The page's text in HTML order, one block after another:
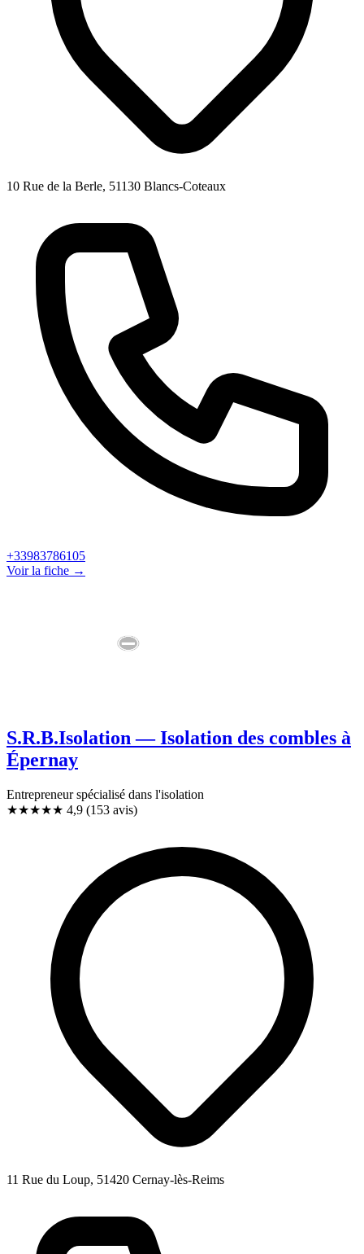
10 Rue de la Berle, 51130 Blancs-Coteaux
+33983786105
Voir la fiche →
S.R.B.Isolation — Isolation des combles à
Épernay
Entrepreneur spécialisé dans l'isolation
★★★★★ 4,9 (153 avis)
11 Rue du Loup, 51420 Cernay-lès-Reims